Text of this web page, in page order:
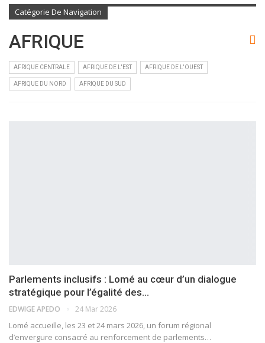
Catégorie De Navigation
AFRIQUE
AFRIQUE CENTRALE AFRIQUE DE L'EST AFRIQUE DE L'OUEST
AFRIQUE DU NORD AFRIQUE DU SUD
Parlements inclusifs : Lomé au cœur d’un dialogue
stratégique pour l’égalité des…
EDWIGE APEDO 24 Mar 2026
Lomé accueille, les 23 et 24 mars 2026, un forum régional
d’envergure consacré au renforcement de parlements…